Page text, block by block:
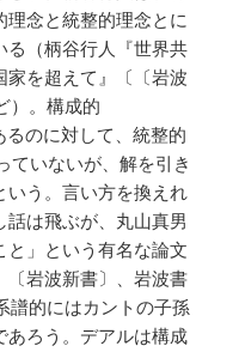
理念と統整的理念とに
る（柄谷行人『世界共
を超えて』〔〔岩波
）。構成的
るのに対して、統整的
ていないが、解を引き
いう。言い方を換えれ
話は飛ぶが、丸山真男
と」という有名な論文
〔岩波新書〕、岩波書
譜的にはカントの子孫
あろう。デアルは構成